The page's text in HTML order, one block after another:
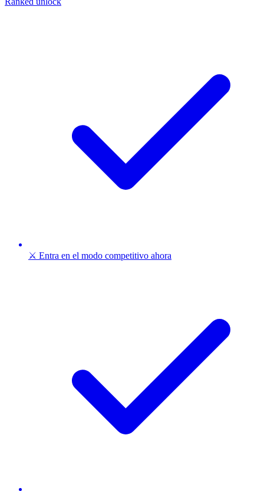
⚔️ Entra en el modo competitivo ahora